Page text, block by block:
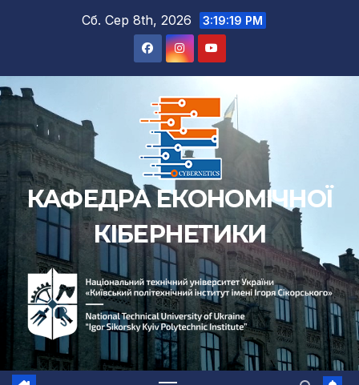
Сб. Сер 8th, 2026 3:19:20 PM
КАФЕДРА ЕКОНОМІЧНОЇ
КІБЕРНЕТИКИ